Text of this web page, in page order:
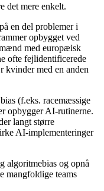
det mere enkelt.
en del problemer i
opbygget ved
med europæisk
ofte fejlidentificerede
kvinder med en anden
(f.eks. racemæssige
opbygger AI-rutinerne.
langt større
AI-implementeringer
algoritmebias og opnå
mangfoldige teams